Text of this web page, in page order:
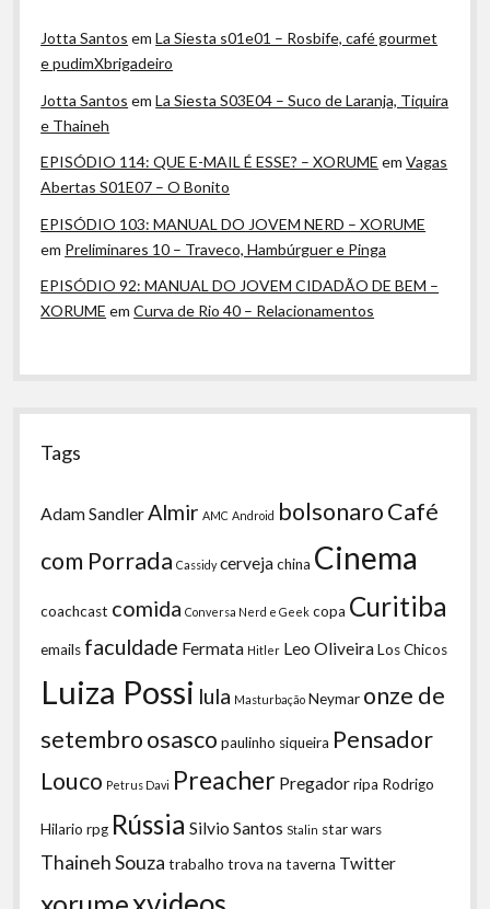
Jotta Santos emLa Siesta s01e01 – Rosbife, café gourmet
e pudimXbrigadeiro
Jotta Santos emLa Siesta S03E04 – Suco de Laranja, Tiquira
e Thaineh
EPISÓDIO 114: QUE E-MAIL É ESSE? – XORUME emVagas
Abertas S01E07 – O Bonito
EPISÓDIO 103: MANUAL DO JOVEM NERD – XORUME
em Preliminares 10 – Traveco, Hambúrguer e Pinga
EPISÓDIO 92: MANUAL DO JOVEM CIDADÃO DE BEM –
XORUME emCurva de Rio 40 – Relacionamentos
Tags
Adam Sandler Almir AMC Android bolsonaroCafé
com Porrada Cassidy cervejachina Cinema
coachcast comida Conversa Nerd e Geek copa Curitiba
emails faculdade Fermata Hitler Leo OliveiraLos Chicos
Luiza Possi lula Masturbação Neymar onze de
setembroosasco paulinho siqueira Pensador
Louco Petrus Davi Preacher Pregadorripa Rodrigo
Hilario rpg Rússia Silvio Santos Stalin star wars
Thaineh Souza trabalho trova na taverna Twitter